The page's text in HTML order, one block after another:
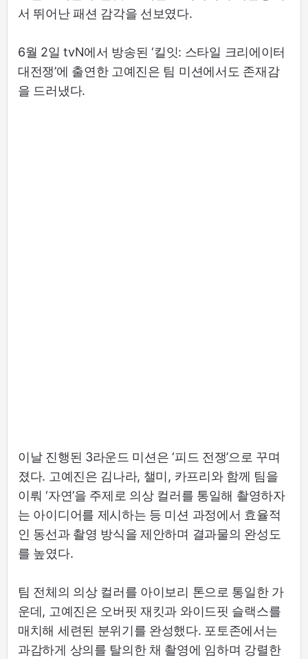
서 뛰어난 패션 감각을 선보였다.
6월 2일 tvN에서 방송된 ‘킬잇: 스타일 크리에이터
대전쟁’에 출연한 고예진은 팀 미션에서도 존재감
을 드러냈다.
이날 진행된 3라운드 미션은 ‘피드 전쟁’으로 꾸며
졌다. 고예진은 김나라, 챌미, 카프리와 함께 팀을
이뤄 ‘자연’을 주제로 의상 컬러를 통일해 촬영하자
는 아이디어를 제시하는 등 미션 과정에서 효율적
인 동선과 촬영 방식을 제안하며 결과물의 완성도
를 높였다.
팀 전체의 의상 컬러를 아이보리 톤으로 통일한 가
운데, 고예진은 오버핏 재킷과 와이드핏 슬랙스를
매치해 세련된 분위기를 완성했다. 포토존에서는
과감하게 상의를 탈의한 채 촬영에 임하며 강렬한